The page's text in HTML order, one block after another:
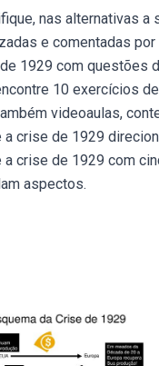
nas alternativas
e comentadas
1929 com questões
10 exercícios
videoaulas,
a crise de 1929
a crise de 1929 com
aspectos.